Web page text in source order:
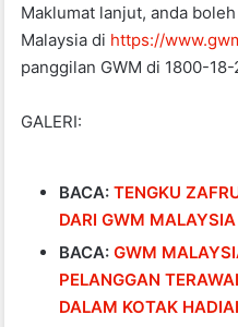
Maklumat lanjut, anda
Malaysia di https://
panggilan GWM di 1800-18-
GALERI:
BACA:TENGKU
DARI GWM MALAYSIA
BACA:GWM
PELANGGAN
DALAM KOTAK